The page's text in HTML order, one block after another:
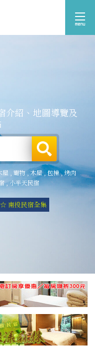
介紹、地圖導覽及
屋 寵物,木屋,包棟,烤肉
, 小半天民宿
☆ 南投民宿全集